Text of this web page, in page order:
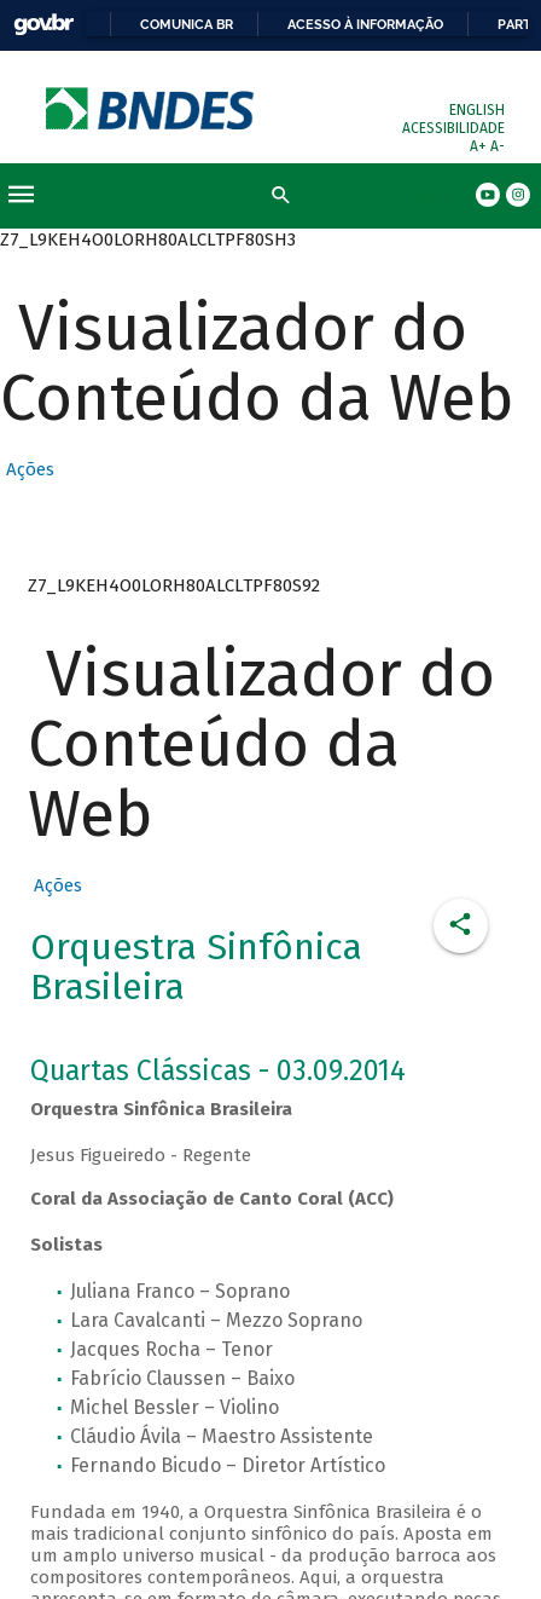
COMUNICA BR ACESSO À INFORMAÇÃO
ENGLISH
ACESSIBILIDADE
A+ A-
Z7_L9KEH4O0LORH80ALCLTPF80SH3
Visualizador do
Conteúdo da Web
Ações
Z7_L9KEH4O0LORH80ALCLTPF80S92
Visualizador do
Conteúdo da
Web
Ações
Orquestra Sinfônica
Brasileira
Quartas Clássicas - 03.09.2014
Orquestra Sinfônica Brasileira
Jesus Figueiredo - Regente
Coral da Associação de Canto Coral (ACC)
Solistas
Juliana Franco – Soprano
Lara Cavalcanti – Mezzo Soprano
Jacques Rocha – Tenor
Fabrício Claussen – Baixo
Michel Bessler – Violino
Cláudio Ávila – Maestro Assistente
Fernando Bicudo – Diretor Artístico
Fundada em 1940, a Orquestra Sinfônica Brasileira é o
mais tradicional conjunto sinfônico do país. Aposta em
um amplo universo musical - da produção barroca aos
compositores contemporâneos. Aqui, a orquestra